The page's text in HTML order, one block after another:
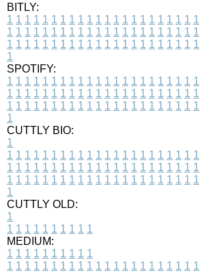
BITLY:
1 1 1 1 1 1 1 1 1 1 1 1 1 1 1 1 1 1 1 1 1 1
1 1 1 1 1 1 1 1 1 1 1 1 1 1 1 1 1 1 1 1 1 1
1 1 1 1 1 1 1 1 1 1 1 1 1 1 1 1 1 1 1 1 1 1
1
SPOTIFY:
1 1 1 1 1 1 1 1 1 1 1 1 1 1 1 1 1 1 1 1 1 1
1 1 1 1 1 1 1 1 1 1 1 1 1 1 1 1 1 1 1 1 1 1
1 1 1 1 1 1 1 1 1 1 1 1 1 1 1 1 1 1 1 1 1 1
1
CUTTLY BIO:
1
1 1 1 1 1 1 1 1 1 1 1 1 1 1 1 1 1 1 1 1 1 1
1 1 1 1 1 1 1 1 1 1 1 1 1 1 1 1 1 1 1 1 1 1
1 1 1 1 1 1 1 1 1 1 1 1 1 1 1 1 1 1 1 1 1 1
1
CUTTLY OLD:
1
1 1 1 1 1 1 1 1 1 1
MEDIUM:
1 1 1 1 1 1 1 1 1 1
1 1 1 1 1 1 1 1 1 1 1 1 1 1 1 1 1 1 1 1 1 1